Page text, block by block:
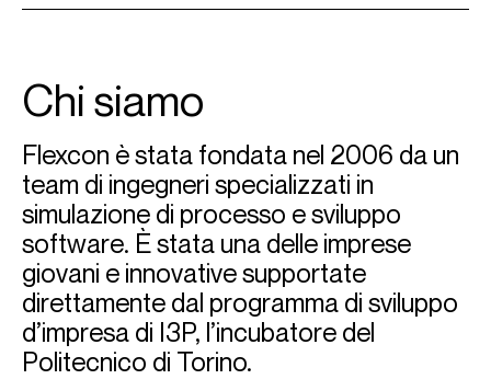
Chi siamo
Flexcon è stata fondata nel 2006 da un
team di ingegneri specializzati in
simulazione di processo e sviluppo
software. È stata una delle imprese
giovani e innovative supportate
direttamente dal programma di sviluppo
d’impresa di I3P, l’incubatore del
Politecnico di Torino.